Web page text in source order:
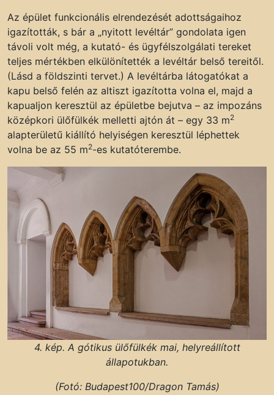
Az épület funkcionális elrendezését adottságaihoz
igazították, s bár a „nyitott levéltár” gondolata igen
távoli volt még, a kutató- és ügyfélszolgálati tereket
teljes mértékben elkülönítették a levéltár belső tereitől.
(Lásd a földszinti tervet.) A levéltárba látogatókat a
kapu belső felén az altiszt igazította volna el, majd a
kapualjon keresztül az épületbe bejutva – az impozáns
középkori ülőfülkék melletti ajtón át – egy 33 m2
alapterületű kiállító helyiségen keresztül léphettek
volna be az 55 m2-es kutatóterembe.
4. kép. A gótikus ülőfülkék mai, helyreállított
állapotukban.
(Fotó: Budapest100/Dragon Tamás)